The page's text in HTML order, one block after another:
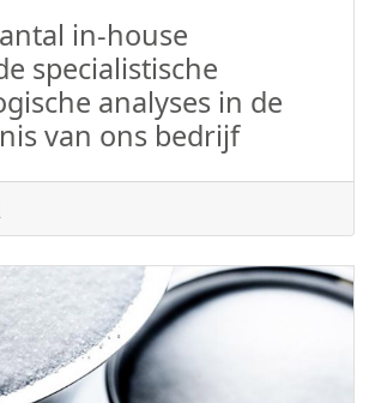
in-house
specialistische
analyses in de
van ons bedrijf